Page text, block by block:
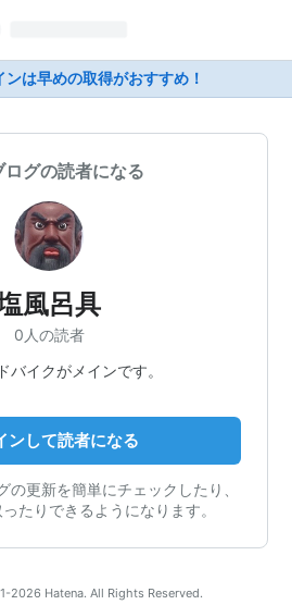
ンは早めの取得がおすすめ！
ログの読者になる
風呂具
0人の読者
バイクがメインです。
ンして読者になる
の更新を簡単にチェックしたり、
たりできるようになります。
2026 Hatena. All Rights Reserved.